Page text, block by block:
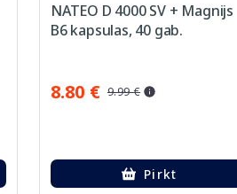
NATEO D 4000 SV + Magnijs
B6 kapsulas, 40 gab.
8.80 € 9.99 €
Pirkt